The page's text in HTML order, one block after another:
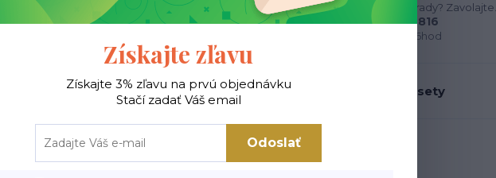
Hľadať
Neviete si rady? Zavolajte.
0911 594 816
Po-Pia, 9-16hod
Jedálenské stoly Jedálenské stoličky Jedálenské sety
Získajte zľavu
Získajte 3% zľavu na prvú objednávku
Stačí zadať Váš email
Odoslať